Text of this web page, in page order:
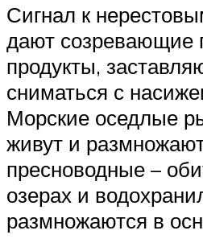
Сигнал к
дают созревающие
продукты,
сниматься с
Морские оседлые
живут и
пресноводные –
озерах и
размножаются в